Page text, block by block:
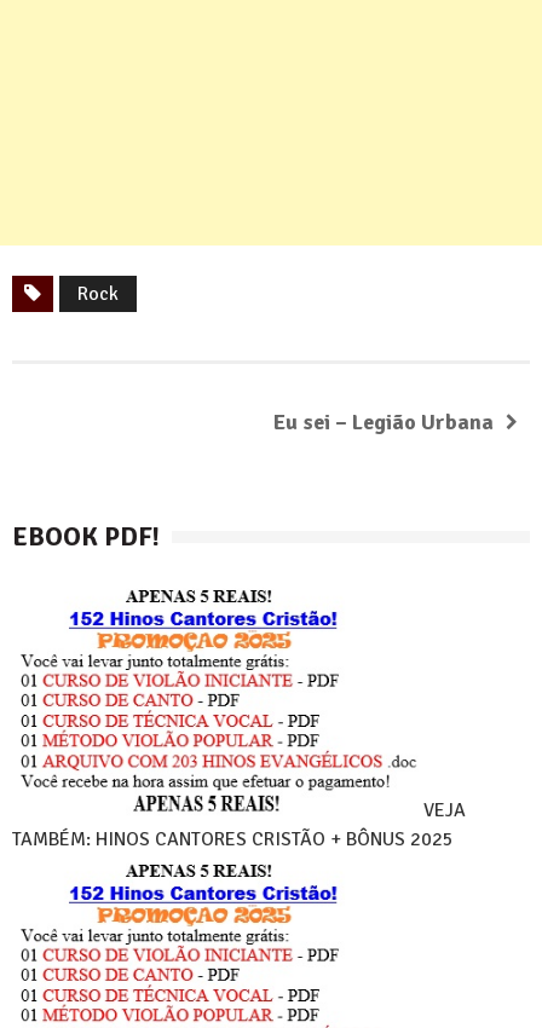
Rock
Eu sei – Legião Urbana
EBOOK PDF!
VEJA
TAMBÉM: HINOS CANTORES CRISTÃO + BÔNUS 2025